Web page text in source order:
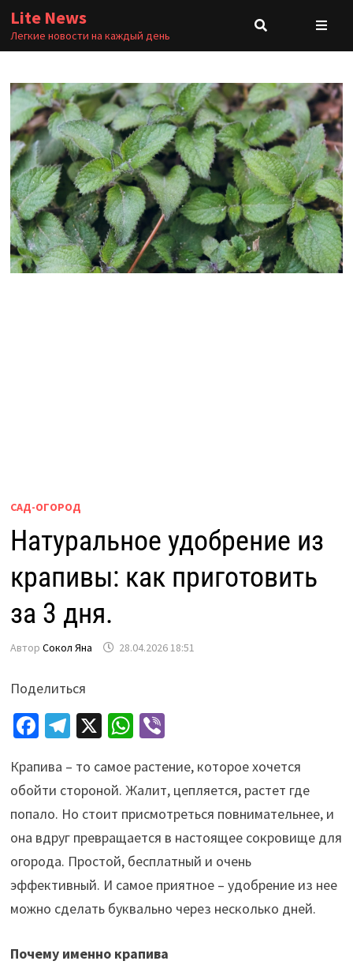
Перейти
содержимому
Lite News
Легкие новости на каждый день
САД-ОГОРОД
Натуральное удобрение из
крапивы: как приготовить
за 3 дня.
Автор Сокол Яна 28.04.2026 18:51
Поделиться
Fa
b
o
o
k
Te
gr
a
m
X W
at
sA
p
p
Vi
er
Крапива – то самое растение, которое хочется
обойти стороной. Жалит, цепляется, растет где
попало. Но стоит присмотреться повнимательнее, и
она вдруг превращается в настоящее сокровище для
огорода. Простой, бесплатный и очень
эффективный. И самое приятное – удобрение из нее
можно сделать буквально через несколько дней.
Почему именно крапива